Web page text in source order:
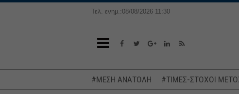
Τελ. ενημ.:08/08/2026 11:30
#ΜΕΣΗ ΑΝΑΤΟΛΗ #ΤΙΜΕΣ-ΣΤΟΧΟΙ